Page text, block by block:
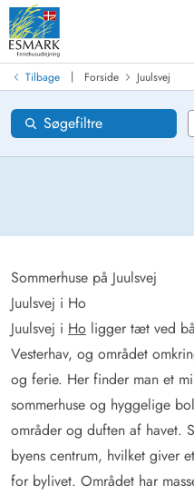
Tilbage | Forside Juulsvej
Sommerhuse på Juulsvej
Juulsvej i Ho
Juulsvej i Ho ligger tæt ved
Vesterhav, og området
og ferie. Her finder man et
sommerhuse og hyggelige
områder og duften af havet.
byens centrum, hvilket giver
for bylivet. Området har
Søgefiltre
Find sommerhus
Ankomst
Områder